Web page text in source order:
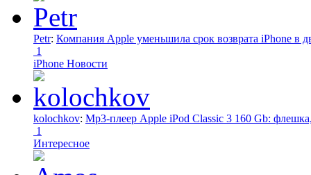
Petr: Компания Apple уменьшила срок возврата iPhone в
1
iPhone Новости
kolochkov: Mp3-плеер Apple iPod Classic 3 160 Gb:
1
Интересное